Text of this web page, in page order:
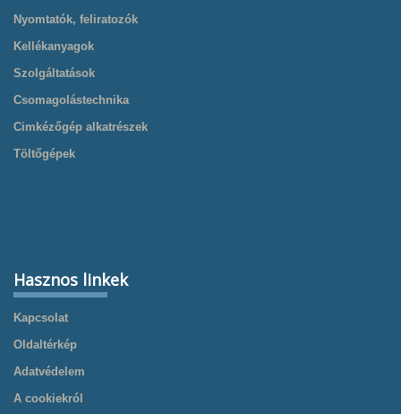
Nyomtatók, feliratozók
Kellékanyagok
Szolgáltatások
Csomagolástechnika
Cimkézőgép alkatrészek
Töltőgépek
Hasznos linkek
Kapcsolat
Oldaltérkép
Adatvédelem
A cookiekról